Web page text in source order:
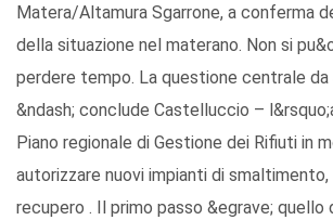
Matera/Altamura Sgarrone, a conferma
della situazione nel materano. Non si
perdere tempo. La questione centrale
&ndash; conclude Castelluccio –
Piano regionale di Gestione dei Rifiuti in
autorizzare nuovi impianti di
recupero . Il primo passo &egrave; quello